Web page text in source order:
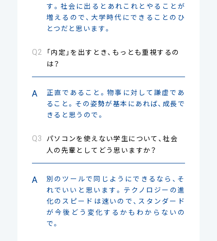
す。社会に出るとあれこれとやることが
増えるので、大学時代にできることのひ
とつだと思います。
「内定」を出すとき、もっとも重視するの
は？
正直であること。物事に対して謙虚であ
ること。その姿勢が基本にあれば、成長で
きると思うので。
パソコンを使えない学生について、社会
人の先輩としてどう思いますか？
別のツールで同じようにできるなら、そ
れでいいと思います。テクノロジーの進
化のスピードは速いので、スタンダード
が今後どう変化するかもわからないの
で。